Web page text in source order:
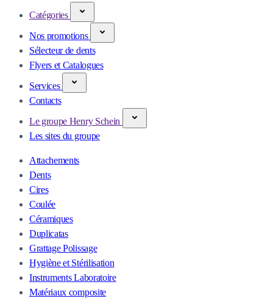
Catégories
Nos promotions
Sélecteur de dents
Flyers et Catalogues
Services
Contacts
Le groupe Henry Schein
Les sites du groupe
Attachements
Dents
Cires
Coulée
Céramiques
Duplicatas
Grattage Polissage
Hygiène et Stérilisation
Instruments Laboratoire
Matériaux composite